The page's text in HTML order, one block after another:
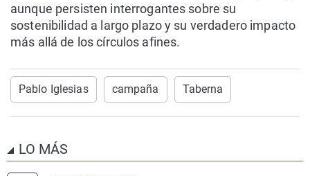
aunque persisten interrogantes sobre su
sostenibilidad a largo plazo y su verdadero impacto
más allá de los círculos afines.
Pablo Iglesias campaña Taberna
LO MÁS